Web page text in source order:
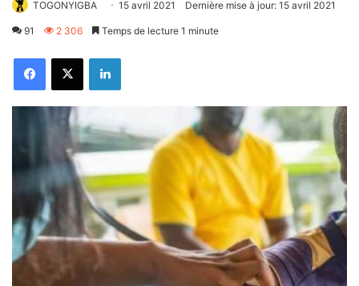
TOGONYIGBA 15 avril 2021 Dernière mise à jour: 15 avril 2021
91 2 306 Temps de lecture 1 minute
FacebookX Linkedin